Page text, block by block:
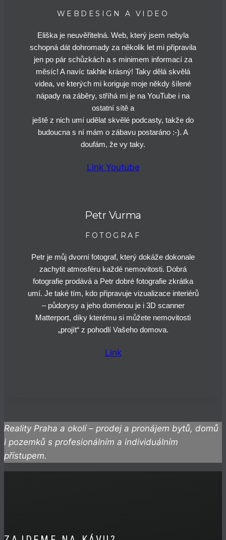
WEBDESIGN A VIDEO
Eliška je neuvěřitelná. Web, který jsem nebyla
schopná dát dohromady za několik let mi připravila
jen po pár schůzkách a s minimem informací za
měsíc! A navíc takhle krásný! Taky dělá skvělá
videa, ve kterých mi koriguje moje někdy šílené
nápady na záběry, stříhá mi je na YouTube i na
ostatní sítě a
ještě z nich umí udělat skvělé podcasty, takže do
budoucna s ní mám o zábavu postaráno :-). A
doufám, že vy taky.
Link Youtube
Petr Vurma
FOTOGRAF
Petr je můj dvorní fotograf, který dokáže dokonale
zachytit atmosféru každé nemovitosti. Dobrá
fotografie prodává a Petr dobré fotografie zkrátka
umí. Je také tím, kdo připravuje vizualizace interiérů
– půdorysy a jeho doménou je i 3D scanner
Matterport, díky kterému si můžete nemovitosti
„projít“ z pohodlí Vašeho domova.
Link
Reality Praha a okolí – prodej a pronájem bytů, domů
i pozemků s profesionálním a individuálním
přístupem.